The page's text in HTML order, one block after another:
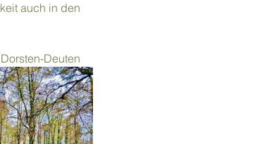
auch in den
Deuten